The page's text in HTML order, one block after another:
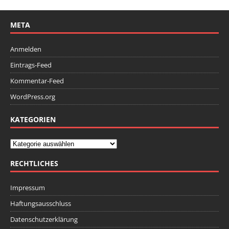
META
Anmelden
Eintrags-Feed
Kommentar-Feed
WordPress.org
KATEGORIEN
RECHTLICHES
Impressum
Haftungsausschluss
Datenschutzerklärung